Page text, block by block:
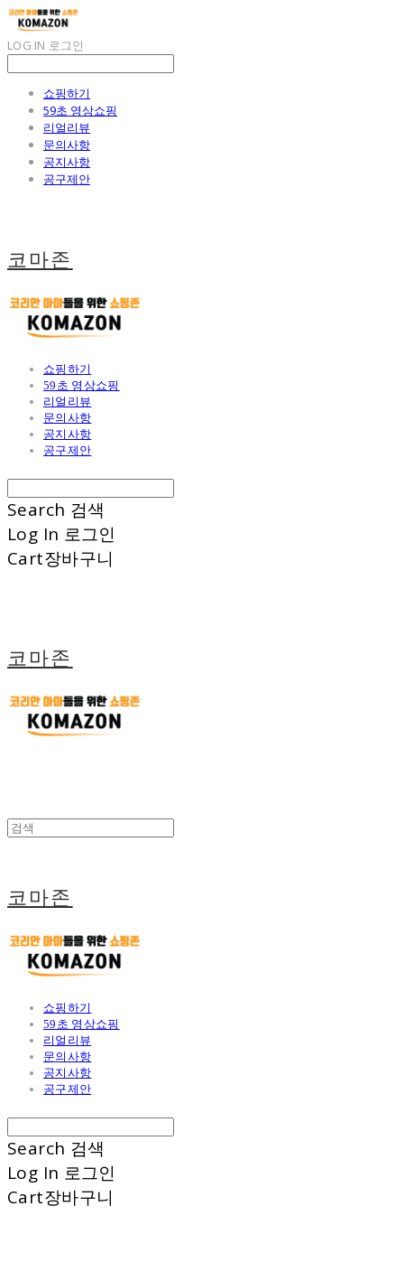
LOG IN 로그인
쇼핑하기
59초 영상쇼핑
리얼리뷰
문의사항
공지사항
공구제안
코마존
쇼핑하기
59초 영상쇼핑
리얼리뷰
문의사항
공지사항
공구제안
Search 검색
Log In 로그인
Cart장바구니
코마존
코마존
쇼핑하기
59초 영상쇼핑
리얼리뷰
문의사항
공지사항
공구제안
Search 검색
Log In 로그인
Cart장바구니